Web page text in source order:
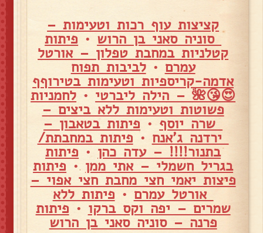
קציצות עוף רכות וטעימות –
סוניה סאני בן הרוש • פיתות
קטלניות במחבת טפלון – אורטל
עמרם •לביבות תפוח
אדמה-קריספיות וטעימות בטירוףף
😍😘🌺 – הילה ליברטי • לחמניות
פשוטות וטעימות ללא ביצים –
שרה יוסף • פיתות בטאבון –
ירדנה ג'אנח • פיתות במחבתת/
בתנור!!!! – עדה כהן • פיתות
בגריל חשמלי – אתי ממן • פיתות
פיצות יאמי חצי מחבת חצי אפוי –
אורטל עמרם • פיתות ללא
שמרים – יפה וקס ברקו • פיתות
פרנה – סוניה סאני בן הרוש